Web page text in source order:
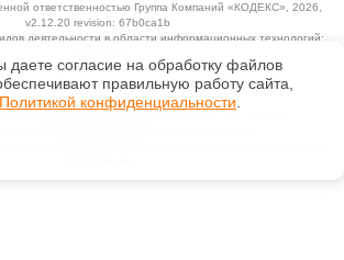
ответственностью Группа Компаний «КОДЕКС» , 2026,
v2.12.20 revision: 67b0ca1b
деятельности в области информационных технологий:
Ценовая политика
Технологии
и смежные права принадлежат АО «Кодекс».
АО «Кодекс» в Реестре российского программного
даете согласие на обработку файлов
правильную работу сайта,
Политикой конфиденциальности